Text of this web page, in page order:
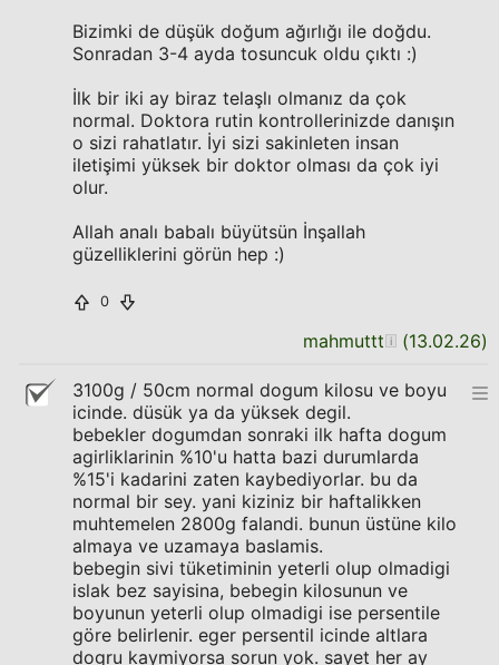
Bizimki de düşük doğum ağırlığı ile doğdu.
Sonradan 3-4 ayda tosuncuk oldu çıktı :)
İlk bir iki ay biraz telaşlı olmanız da çok
normal. Doktora rutin kontrollerinizde danışın
o sizi rahatlatır. İyi sizi sakinleten insan
iletişimi yüksek bir doktor olması da çok iyi
olur.
Allah analı babalı büyütsün İnşallah
güzelliklerini görün hep :)
0
mahmuttt (13.02.26)
3100g / 50cm normal dogum kilosu ve boyu
icinde. düsük ya da yüksek degil.
bebekler dogumdan sonraki ilk hafta dogum
agirliklarinin %10'u hatta bazi durumlarda
%15'i kadarini zaten kaybediyorlar. bu da
normal bir sey. yani kiziniz bir haftalikken
muhtemelen 2800g falandi. bunun üstüne kilo
almaya ve uzamaya baslamis.
bebegin sivi tüketiminin yeterli olup olmadigi
islak bez sayisina, bebegin kilosunun ve
boyunun yeterli olup olmadigi ise persentile
göre belirlenir. eger persentil icinde altlara
dogru kaymiyorsa sorun yok. sayet her ay